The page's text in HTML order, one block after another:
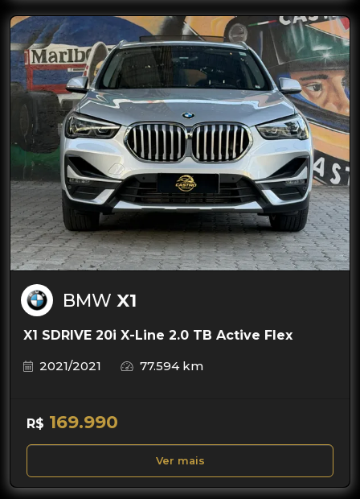
BMW X1
X1 SDRIVE 20i X-Line 2.0 TB Active Flex
2021/2021
77.594 km
R$ 169.990
Ver mais